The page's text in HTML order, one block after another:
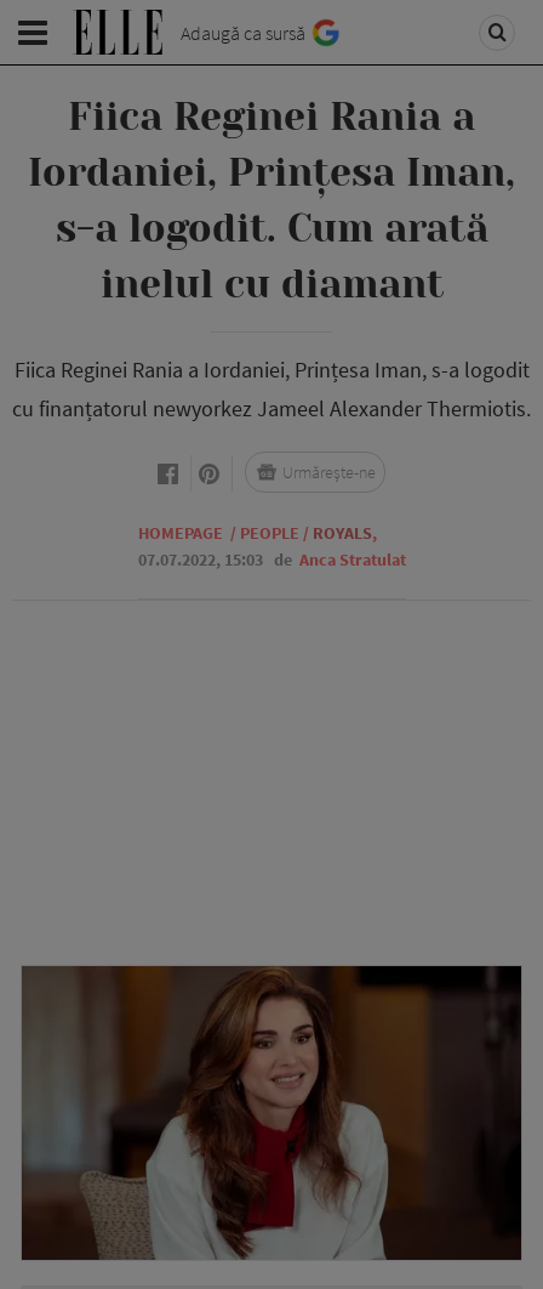
Adaugă ca sursă
Fiica Reginei Rania a
Iordaniei, Prințesa Iman,
s-a logodit. Cum arată
inelul cu diamant
Fiica Reginei Rania a Iordaniei, Prințesa Iman, s-a logodit
cu finanțatorul newyorkez Jameel Alexander Thermiotis.
HOMEPAGE / PEOPLE / ROYALS,
07.07.2022, 15:03 de Anca Stratulat
Urmărește-ne